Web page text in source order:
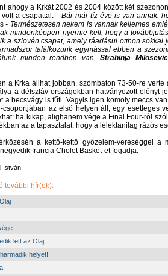
ahogy a Krkát 2002 és 2004 között két
a csapattal. - Bár már tíz éve is van annak,
- Természetesen nekem is vannak kellemes
mindenképpen nyernie kell, hogy a
a szlovén csapat, amely ráadásul otthon
találkozunk egymással ebben a
minden rendben van,Strahinja Milosevic
a Krka állhat jobban, szombaton 73-50-re
a délszláv országokban hatványozott előnyt
a becsvágy is fűti. Vagyis igen komoly meccs
csoportjában az első helyen áll, egy esetleges
ha kikap, alighanem vége a Final Four-ról
az a tapasztalat, hogy a lélektanilag rázós
a kettő-kettő győzelem-vereséggel
francia Cholet Basket-et fogadja.
István
további hír(ek):
lett az Olaj
helyet!